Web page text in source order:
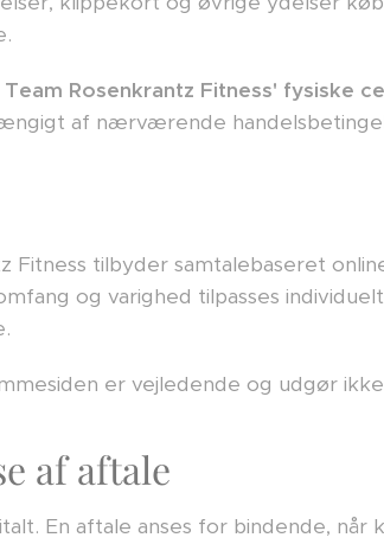
Team Rosenkrantz Fitness' fysiske
af nærværende
Fitness tilbyder samtalebaseret
og varighed tilpasses
er vejledende og udgør
af aftale
En aftale anses for bindende, når